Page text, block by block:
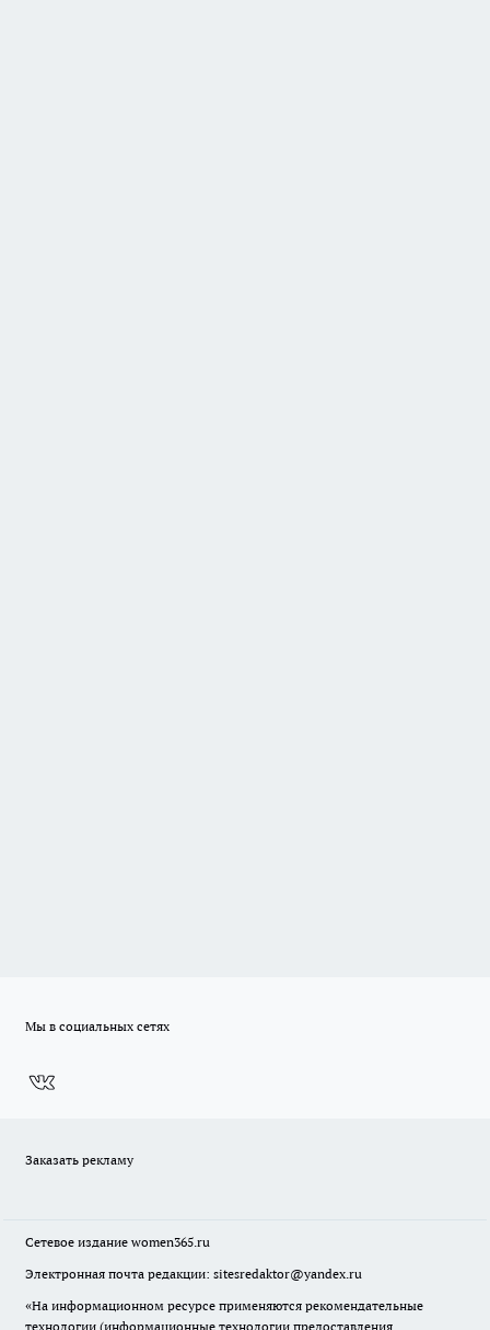
Мы в социальных сетях
Заказать рекламу
Сетевое издание women365.ru
Электронная почта редакции: sitesredaktor@yandex.ru
«На информационном ресурсе применяются рекомендательные
технологии (информационные технологии предоставления